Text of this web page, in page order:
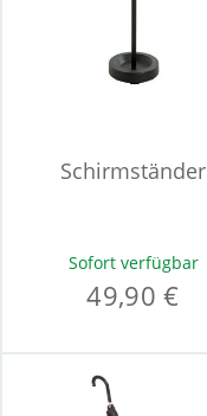
Schirmständer
Sofort verfügbar
49,90 €